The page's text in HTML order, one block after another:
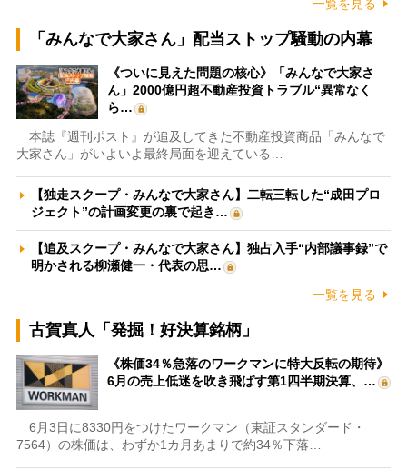
一覧を見る
「みんなで大家さん」配当ストップ騒動の内幕
《ついに見えた問題の核心》「みんなで大家さ
ん」2000億円超不動産投資トラブル“異常なく
ら…
本誌『週刊ポスト』が追及してきた不動産投資商品「みんなで
大家さん」がいよいよ最終局面を迎えている…
【独走スクープ・みんなで大家さん】二転三転した“成田プロ
ジェクト”の計画変更の裏で起き…
【追及スクープ・みんなで大家さん】独占入手“内部議事録”で
明かされる柳瀬健一・代表の思…
一覧を見る
古賀真人「発掘！好決算銘柄」
《株価34％急落のワークマンに特大反転の期待》
6月の売上低迷を吹き飛ばす第1四半期決算、…
6月3日に8330円をつけたワークマン（東証スタンダード・
7564）の株価は、わずか1カ月あまりで約34％下落…